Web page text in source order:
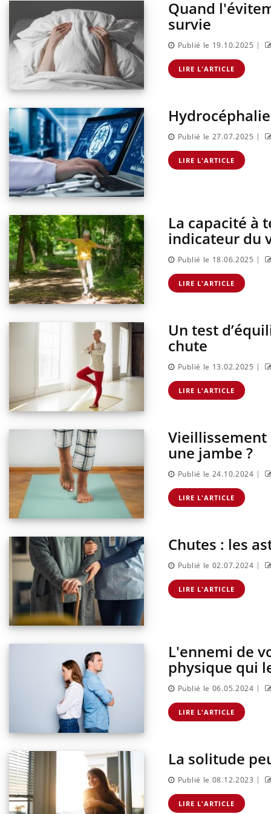
Quand
survie
Publié le 19.10.2025 |
LIRE L'ARTICLE
Publié le 27.07.2025 |
LIRE L'ARTICLE
La capacité à
indicateur du
Publié le 18.06.2025 |
LIRE L'ARTICLE
Un test
chute
Publié le 13.02.2025 |
LIRE L'ARTICLE
Vieillissement
une jambe ?
Publié le 24.10.2024 |
LIRE L'ARTICLE
Chutes : les
Publié le 02.07.2024 |
LIRE L'ARTICLE
L'ennemi de
physique qui
Publié le 06.05.2024 |
LIRE L'ARTICLE
La solitude
Publié le 08.12.2023 |
LIRE L'ARTICLE
Cancer colorectal : une
stratégie simple aurait
changé la donne au Pays
basque
Chikungunya, dengue,
West Nile : que se passe-t-
Les médicaments GLP-1
protègent-ils aussi les os ?